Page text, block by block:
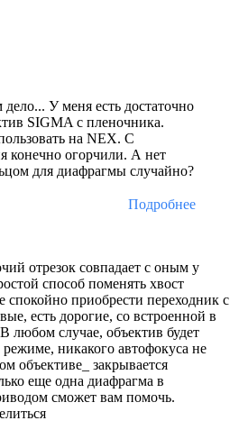
У меня есть достаточно
SIGMA с пленочника.
на NEX. C
конечно огорчили. А нет
для диафрагмы случайно?
Подробнее
отрезок совпадает с оным у
способ поменять хвост
спокойно приобрести переходник с
есть дорогие, со встроенной в
любом случае, объектив будет
режиме, никакого автофокуса не
объективе_ закрывается
еще одна диафрагма в
сможет вам помочь.